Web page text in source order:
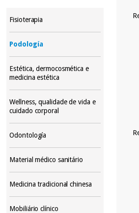
Fisioterapia
Podología
Estética, dermocosmética e
medicina estética
Wellness, qualidade de vida e
cuidado corporal
Odontología
Material médico sanitário
Medicina tradicional chinesa
Mobiliário clínico